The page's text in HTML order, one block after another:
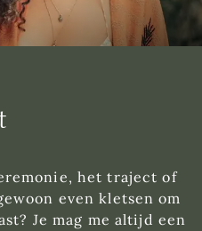
het traject of
even kletsen om
Je mag me altijd een